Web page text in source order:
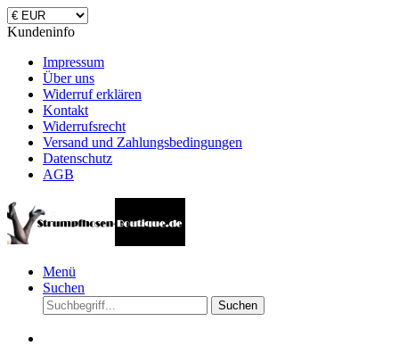
Kundeninfo
Impressum
Über uns
Widerruf erklären
Kontakt
Widerrufsrecht
Versand und Zahlungsbedingungen
Datenschutz
AGB
Menü
Suchen
Suchen